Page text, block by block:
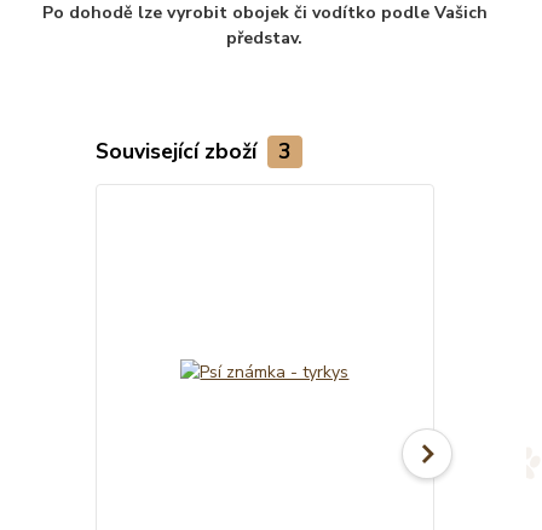
Po dohodě lze vyrobit obojek či vodítko podle Vašich
představ.
Související zboží 3